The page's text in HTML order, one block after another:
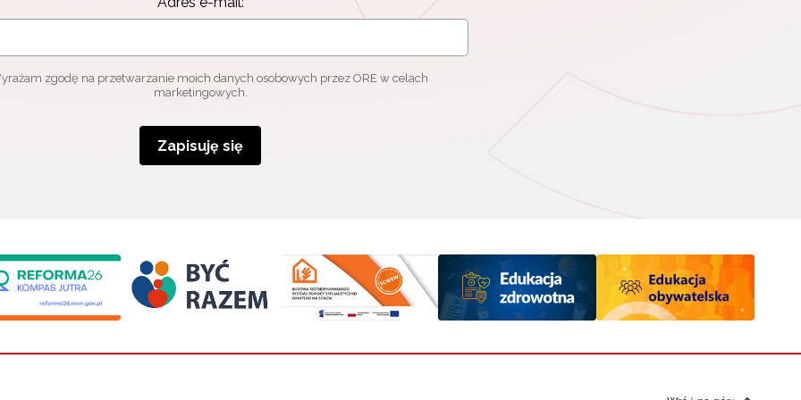
zgodę na przetwarzanie moich danych osobowych przez ORE w celach
marketingowych.
Zapisuję się